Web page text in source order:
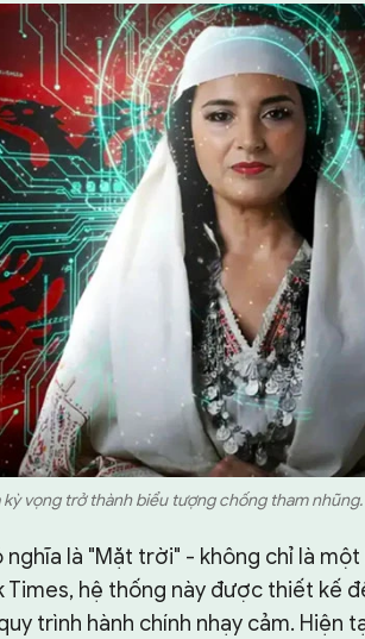
kỳ vọng trở thành biểu tượng chống tham nhũng.
là "Mặt trời" - không chỉ là một
Times, hệ thống này được thiết kế
trình hành chính nhạy cảm. Hiện